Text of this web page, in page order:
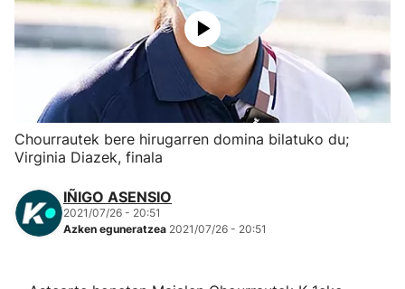
Herri-kirolak
Eskubaloia
Kirolak 360
Mendi-lasterketak
Chourrautek bere hirugarren domina bilatuko du;
Virginia Diazek, finala
IÑIGO ASENSIO
2021/07/26 - 20:51
Azken eguneratzea 2021/07/26 - 20:51